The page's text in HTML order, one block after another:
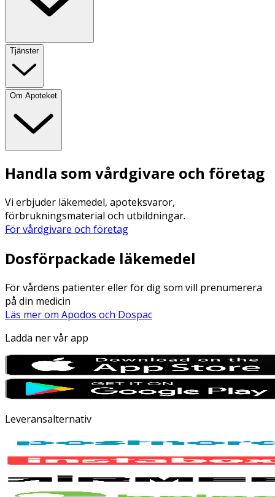
Tjänster
Om Apoteket
Handla som vårdgivare och företag
Vi erbjuder läkemedel, apoteksvaror,
förbrukningsmaterial och utbildningar.
För vårdgivare och företag
Dosförpackade läkemedel
För vårdens patienter eller för dig som vill prenumerera
på din medicin
Läs mer om Apodos och Dospac
Ladda ner vår app
Leveransalternativ